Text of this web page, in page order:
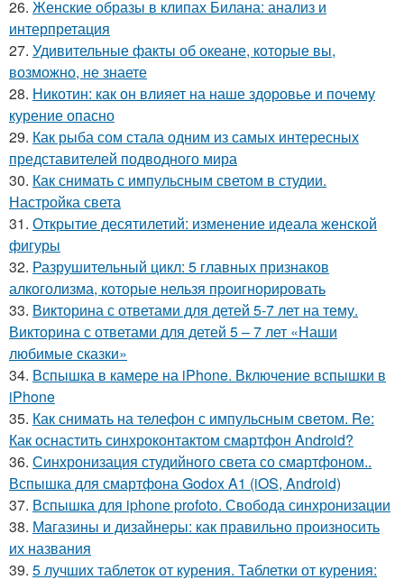
26. Женские образы в клипах Билана: анализ и
интерпретация
27. Удивительные факты об океане, которые вы,
возможно, не знаете
28. Никотин: как он влияет на наше здоровье и почему
курение опасно
29. Как рыба сом стала одним из самых интересных
представителей подводного мира
30. Как снимать с импульсным светом в студии.
Настройка света
31. Открытие десятилетий: изменение идеала женской
фигуры
32. Разрушительный цикл: 5 главных признаков
алкоголизма, которые нельзя проигнорировать
33. Викторина с ответами для детей 5-7 лет на тему.
Викторина с ответами для детей 5 – 7 лет «Наши
любимые сказки»
34. Вспышка в камере на iPhone. Включение вспышки в
iPhone
35. Как снимать на телефон с импульсным светом. Re:
Как оснастить синхроконтактом смартфон Android?
36. Синхронизация студийного света со смартфоном..
Вспышка для смартфона Godox A1 (iOS, Android)
37. Вспышка для iphone profoto. Свобода синхронизации
38. Магазины и дизайнеры: как правильно произносить
их названия
39. 5 лучших таблеток от курения. Таблетки от курения: